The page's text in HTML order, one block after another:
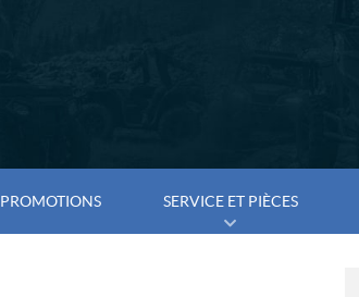
PROMOTIONS SERVICE ET PIÈCES